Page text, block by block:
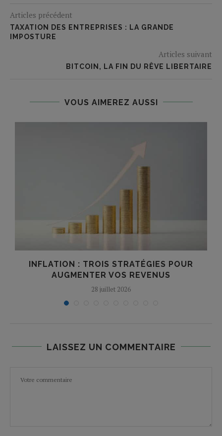
Articles précédent
TAXATION DES ENTREPRISES : LA GRANDE
IMPOSTURE
Articles suivant
BITCOIN, LA FIN DU RÊVE LIBERTAIRE
VOUS AIMEREZ AUSSI
INFLATION : TROIS STRATÉGIES POUR
AUGMENTER VOS REVENUS
28 juillet 2026
LAISSEZ UN COMMENTAIRE